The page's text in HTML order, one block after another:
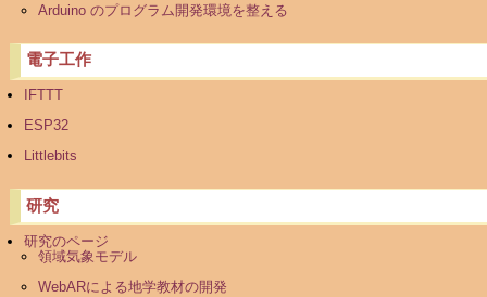
Arduino のプログラム開発環境を整える
電子工作
IFTTT
ESP32
Littlebits
研究
研究のページ
領域気象モデル
WebARによる地学教材の開発